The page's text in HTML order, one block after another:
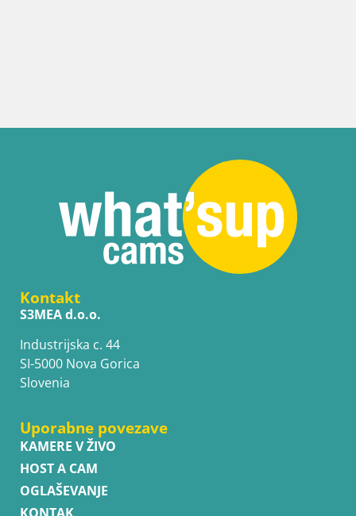
Kontakt
S3MEA d.o.o.
Industrijska c. 44
SI-5000 Nova Gorica
Slovenia
Uporabne povezave
KAMERE V ŽIVO
HOST A CAM
OGLAŠEVANJE